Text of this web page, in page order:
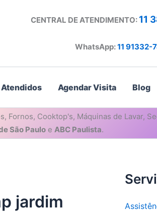
CENTRAL DE ATENDIMENTO: 11
WhatsApp:11 91332-
Agendar Visita Blog
Fornos, Cooktop's, Máquinas de Lavar,
São Pauloe ABC Paulista.
jardim